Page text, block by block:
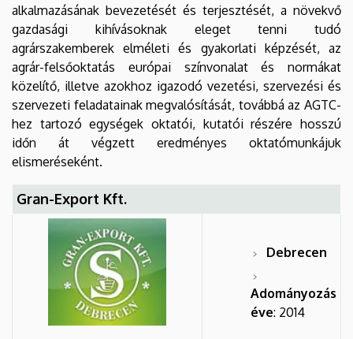
alkalmazásának bevezetését és terjesztését, a növekvő
gazdasági kihívásoknak eleget tenni tudó
agrárszakemberek elméleti és gyakorlati képzését, az
agrár-felsőoktatás európai színvonalat és normákat
közelítő, illetve azokhoz igazodó vezetési, szervezési és
szervezeti feladatainak megvalósítását, továbbá az AGTC-
hez tartozó egységek oktatói, kutatói részére hosszú
időn át végzett eredményes oktatómunkájuk
elismeréseként.
Gran-Export Kft.
Debrecen
Adományozás
éve: 2014